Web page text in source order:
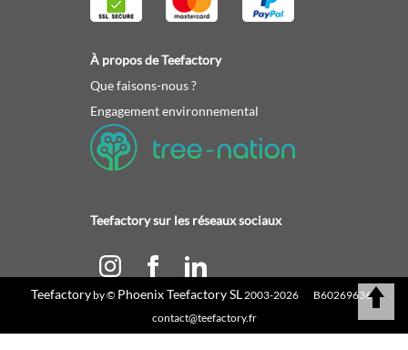
Calculez votre devis
À propos de Teefactory
Que faisons-nous ?
Engagement environnemental
Teefactory sur les réseaux sociaux
Teefactoryby © Phoenix Teefactory SL2003-2026 B60269636 |
contact@teefactory.fr